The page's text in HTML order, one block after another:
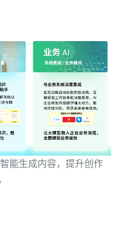
能生成内容，提升创作